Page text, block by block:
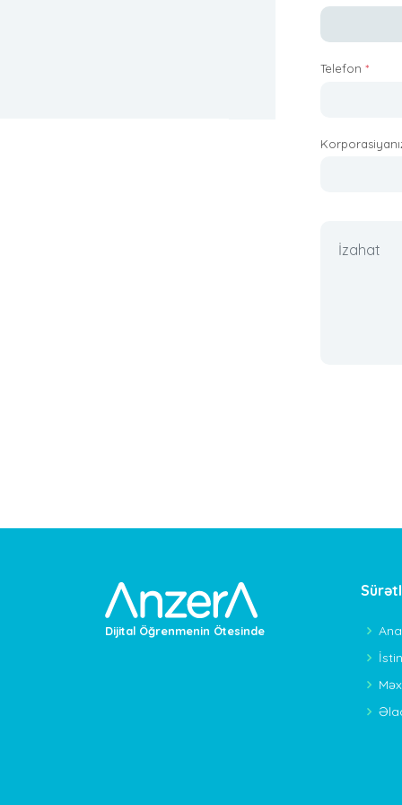
Telefon *
Dijital Öğrenmenin Ötesinde